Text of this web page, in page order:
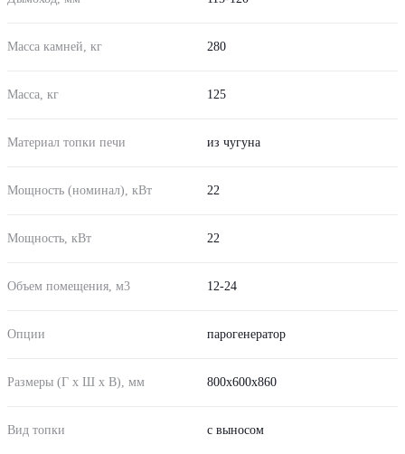
Масса камней, кг 280
Масса, кг 125
Материал топки печи из чугуна
Мощность (номинал), кВт 22
Мощность, кВт 22
Объем помещения, м3 12-24
Опции парогенератор
Размеры (Г х Ш х В), мм 800х600х860
Вид топки с выносом